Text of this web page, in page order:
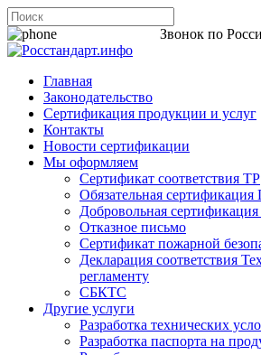
Звонок по
Главная
Законодательство
Сертификация продукции и услуг
Контакты
Новости сертификации
Мы оформляем
Сертификат соответствия ТР
Обязательная
Добровольная
Отказное письмо
Сертификат пожарной
Декларация соответствия
регламенту
СБКТС
Другие услуги
Разработка технических
Разработка паспорта на